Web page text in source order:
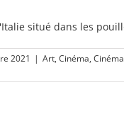
situé dans les
2021 | Art, Cinéma, Cinéma